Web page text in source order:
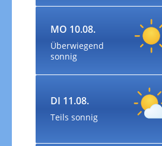
MO 10.08.
Überwiegend
sonnig
DI 11.08.
Teils sonnig